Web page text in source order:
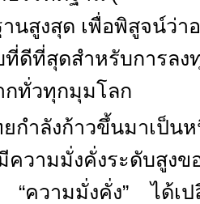
านสูงสุด เพื่อพิสูจน์ว่า
ที่ดีที่สุดสำหรับการลง
กทั่วทุกมุมโลก
ยกำลังก้าวขึ้นมาเป็
ความมั่งคั่งระดับสู
“ความมั่งคั่ง” ได้เ